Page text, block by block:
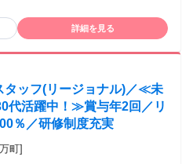
手当含む。実際の残業時間16.5ｈ）
家賃6万円の物件入居の場合）
マネジメント職経験者(登録販売
（39ｈ分時間外手当含む。実際の
手当3万円込み（家賃6万円の物件
与について】をご確認ください。
も可能。研修や講習会もあり。 ※
てきており、入社後活躍に繋がっ
からの応募や、第二新卒者も含め
詳細を見る
タッフ(リージョナル)／≪未
代活躍中！≫賞与年2回／リ
％／研修制度充実
町]